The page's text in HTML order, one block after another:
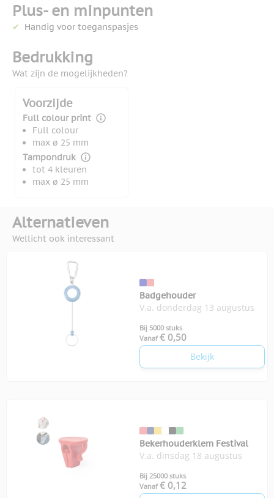
Plus- en minpunten
Handig voor toeganspasjes
Bedrukking
Wat zijn de mogelijkheden?
Voorzijde
Full colour print
Full colour
max ø 25 mm
Tampondruk
tot 4 kleuren
max ø 25 mm
Alternatieven
Wellicht ook interessant
Badgehouder
V.a. donderdag 13 augustus
Bij 5000 stuks
Vanaf € 0,50
Bekijk
Bekerhouderklem Festival
V.a. dinsdag 18 augustus
Bij 25000 stuks
Vanaf € 0,12